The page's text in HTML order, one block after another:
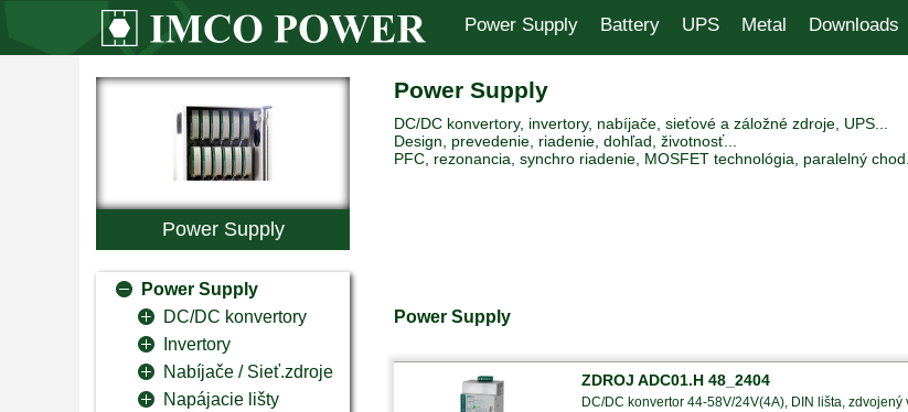
Power Supply Battery UPS Metal Downloads
Power Supply
Power Supply
DC/DC konvertory
Invertory
Nabíjače / Sieť.zdroje
Napájacie lišty
Power Supply
DC/DC konvertory, invertory, nabíjače, sieťové a záložné zdroje, UPS...
Design, prevedenie, riadenie, dohľad, životnosť...
PFC, rezonancia, synchro riadenie, MOSFET technológia, paralelný
Power Supply
ZDROJ ADC01.H 48_2404
DC/DC konvertor 44-58V/24V(4A), DIN lišta,